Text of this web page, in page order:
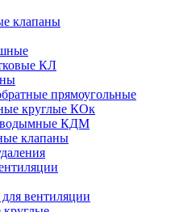
клапаны
КЛ
прямоугольные
круглые КОк
КДМ
клапаны
вентиляции